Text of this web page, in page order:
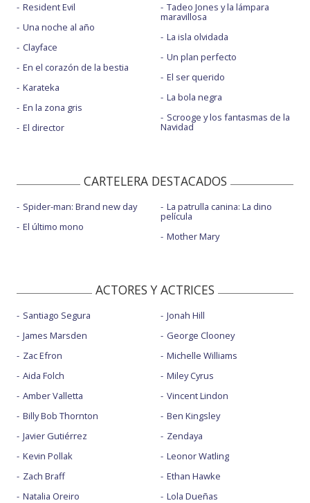
Resident Evil
Una noche al año
Clayface
En el corazón de la bestia
Karateka
En la zona gris
El director
Tadeo Jones y la lámpara
maravillosa
La isla olvidada
Un plan perfecto
El ser querido
La bola negra
Scrooge y los fantasmas de la
Navidad
CARTELERA DESTACADOS
Spider-man: Brand new day
El último mono
La patrulla canina: La dino
película
Mother Mary
ACTORES Y ACTRICES
Santiago Segura
James Marsden
Zac Efron
Aida Folch
Amber Valletta
Billy Bob Thornton
Javier Gutiérrez
Kevin Pollak
Zach Braff
Natalia Oreiro
Jonah Hill
George Clooney
Michelle Williams
Miley Cyrus
Vincent Lindon
Ben Kingsley
Zendaya
Leonor Watling
Ethan Hawke
Lola Dueñas